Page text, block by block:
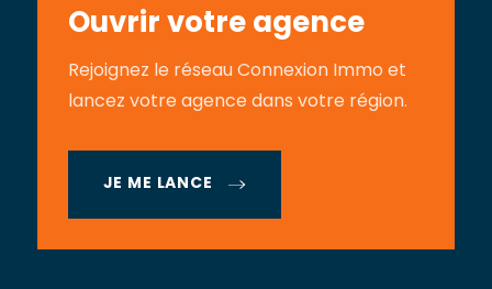
Ouvrir votre agence
Rejoignez le réseau Connexion Immo et
lancez votre agence dans votre région.
JE ME LANCE